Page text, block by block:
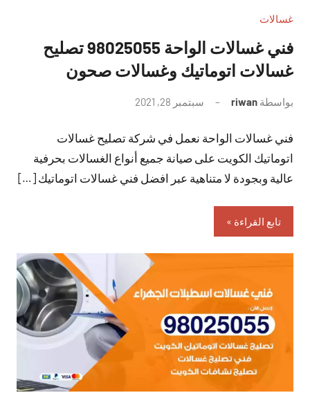
غسالات
فني غسالات الواحة 98025055 تصليح
غسالات اتوماتيك وغسالات صحون
بواسطة riwan سبتمبر 28, 2021
تعليقات
فني غسالات الواحة نعمل في شركة تصليح غسالات
اتوماتيك الكويت على صيانة جميع أنواع الغسالات بحرفية
عالية وبجودة لا متناهية عبر افضل فني غسالات اتوماتيك […]
تابع القراءة